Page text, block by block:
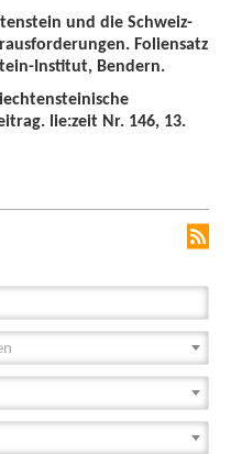
und die Schweiz-
Foliensatz
Institut, Bendern.
lie:zeit Nr. 146, 13.